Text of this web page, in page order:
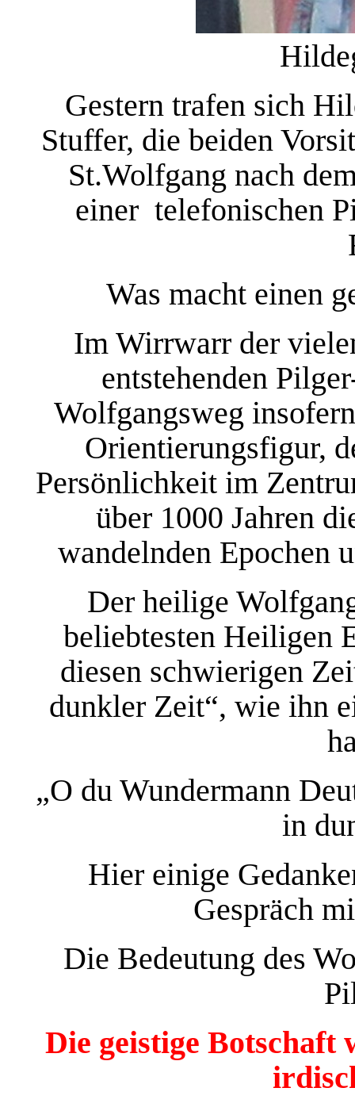
Gestern trafen sich
Stuffer, die beiden
St.Wolfgang nach
einer telefonischen
Was macht einen
Im Wirrwarr der
entstehenden
Wolfgangsweg
Orientierungsfigur,
Persönlichkeit im
über 1000 Jahren
wandelnden Epochen
Der heilige
beliebtesten Heiligen
diesen schwierigen
dunkler Zeit“, wie ihn
„O du Wundermann
in
Hier einige
Gespräch
Die Bedeutung des
Die geistige